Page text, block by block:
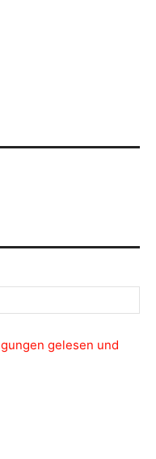
gelesen und